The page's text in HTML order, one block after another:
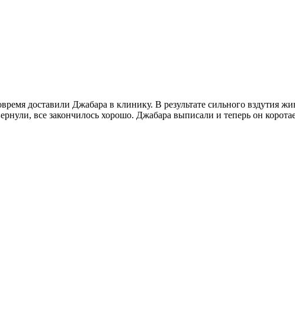
доставили Джабара в клинику. В результате сильного вздутия
все закончилось хорошо. Джабара выписали и теперь он